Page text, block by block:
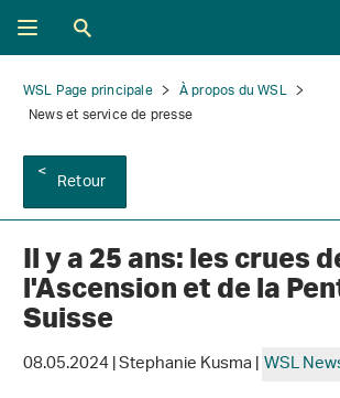
WSL Page principale
À propos du WSL
News et service de presse
Retour
Il y a 25 ans: les crues
l'Ascension et de la
Suisse
08.05.2024 | Stephanie Kusma |WSL